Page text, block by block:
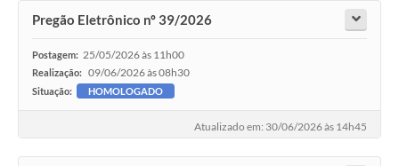
Pregão Eletrônico nº 39/2026
Postagem: 25/05/2026 às 11h00
Realização: 09/06/2026 às 08h30
Situação: HOMOLOGADO
Atualizado em: 30/06/2026 às 14h45